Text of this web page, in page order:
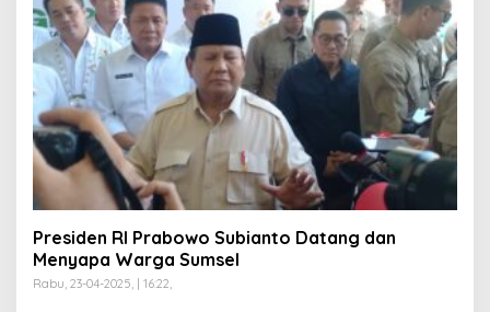
Presiden RI Prabowo Subianto Datang dan
Menyapa Warga Sumsel
Rabu, 23-04-2025, | 16:22,